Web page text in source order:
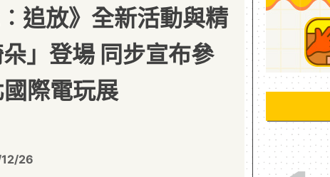
追放》全新活動與精
」登場 同步宣布參
際電玩展
26